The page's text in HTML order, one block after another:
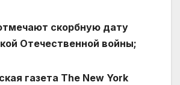
скорбную дату
Отечественной войны;
газета The New York